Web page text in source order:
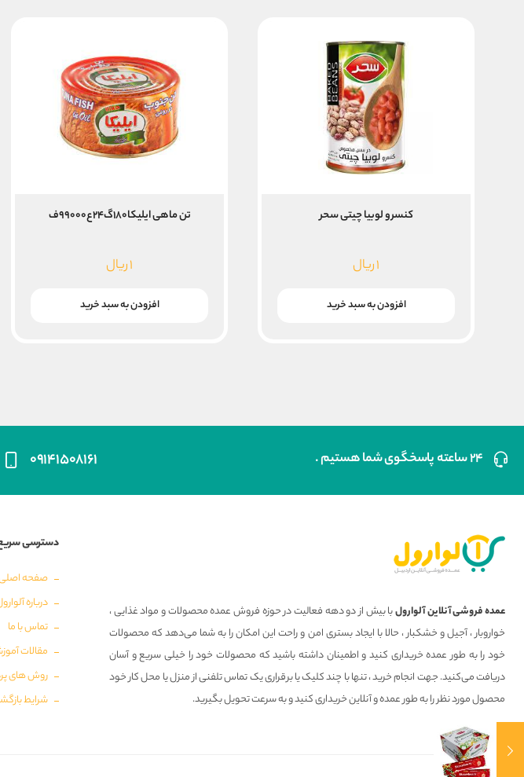
کنسرو لوبیا چیتی سحر
۱ریال
افزودن به سبد خرید
تن ماهی ایلیکا۱۸۰گ۲۴ع۹۹۰۰۰ف
۱ریال
افزودن به سبد خرید
۲۴ ساعته پاسخگوی شما هستیم . ۰۹۱۴۱۵۰۸۱۶۱
عمده فروشی آنلاین آلوارولبا بیش از دو دهه فعالیت در حوزه فروش عمده محصولات و مواد غذایی ،
خواروبار ، آجیل و خشکبار ، حالا با ایجاد بستری امن و راحت این امکان را به شما می‌دهد که محصولات
خود را به طور عمده خریداری کنید و اطمینان داشته باشید که محصولات خود را خیلی سریع و آسان
دریافت می‌کنید. جهت انجام خرید ، تنها با چند کلیک یا برقراری یک تماس تلفنی از منزل یا محل کار خود
محصول مورد نظر را به طور عمده و آنلاین خریداری کنید و به سرعت تحویل بگیرید.
دسترسی
صفحه
درباره
تماس با ما
مقالات
روش های
شرایط